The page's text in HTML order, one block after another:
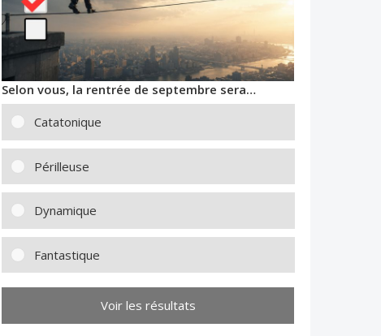
Selon vous, la rentrée de septembre sera…
Catatonique
Périlleuse
Dynamique
Fantastique
Voir les résultats